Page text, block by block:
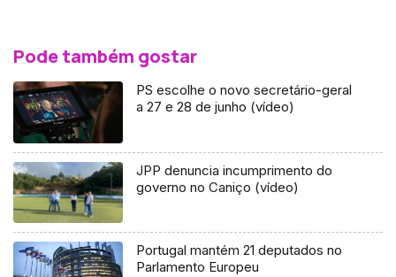
Pode também gostar
PS escolhe o novo secretário-geral
a 27 e 28 de junho (vídeo)
JPP denuncia incumprimento do
governo no Caniço (vídeo)
Portugal mantém 21 deputados no
Parlamento Europeu